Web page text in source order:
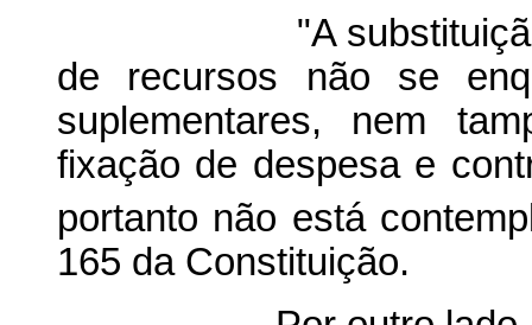
"A substituição,
de recursos não se
suplementares, nem
fixação de despesa e
portanto não está
165 da Constituição.